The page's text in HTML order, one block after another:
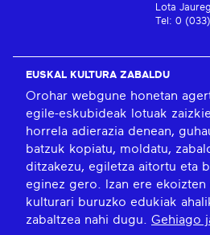
Lota
Tel: 0
EUSKAL KULTURA ZABALDU
Orohar webgune honetan
egile-eskubideak lotuak
horrela adierazia denean,
batzuk kopiatu, moldatu,
ditzakezu, egiletza aitortu eta
eginez gero. Izan ere ekoizten
kulturari buruzko edukiak
zabaltzea nahi dugu. Gehiago